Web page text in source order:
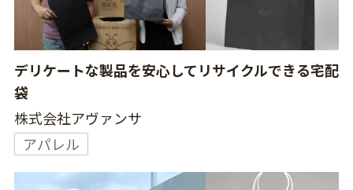
デリケートな製品を安心してリサイクルできる宅配
袋
株式会社アヴァンサ
アパレル